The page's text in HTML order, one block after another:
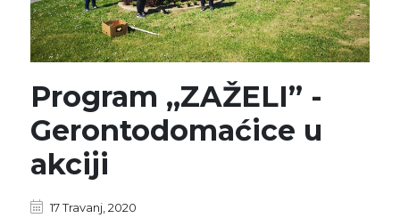
Program „ZAŽELI” -
Gerontodomaćice u
akciji
17 Travanj, 2020